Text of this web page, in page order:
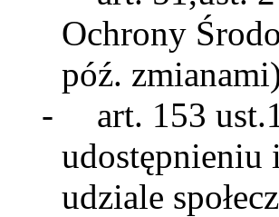
Ochrony
póź. zmianami
-
art. 153
udziale